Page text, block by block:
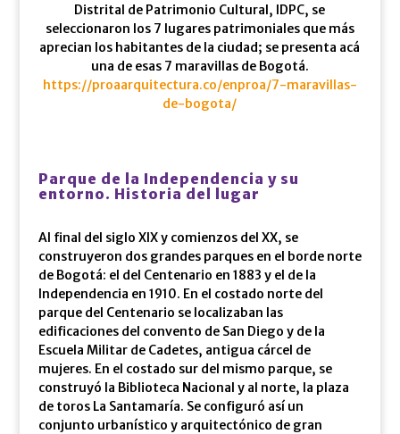
Distrital de Patrimonio Cultural, IDPC, se
seleccionaron los 7 lugares patrimoniales que más
aprecian los habitantes de la ciudad; se presenta acá
una de esas 7 maravillas de Bogotá.
https://proaarquitectura.co/enproa/7-maravillas-
de-bogota/
Parque de la Independencia y su
entorno. Historia del lugar
Al final del siglo XIX y comienzos del XX, se
construyeron dos grandes parques en el borde norte
de Bogotá: el del Centenario en 1883 y el de la
Independencia en 1910. En el costado norte del
parque del Centenario se localizaban las
edificaciones del convento de San Diego y de la
Escuela Militar de Cadetes, antigua cárcel de
mujeres. En el costado sur del mismo parque, se
construyó la Biblioteca Nacional y al norte, la plaza
de toros La Santamaría. Se configuró así un
conjunto urbanístico y arquitectónico de gran